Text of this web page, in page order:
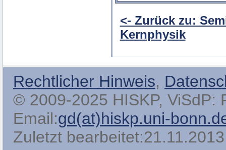
<- Zurück zu:
Kernphysik
Rechtlicher Hinweis,
© 2009-2025 HISKP, ViSdP:
Email:gd(at)hiskp.uni-
Zuletzt